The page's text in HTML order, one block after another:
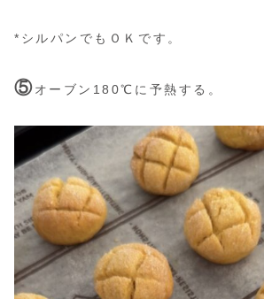
*シルパンでもＯＫです。
⑤オーブン180℃に予熱する。